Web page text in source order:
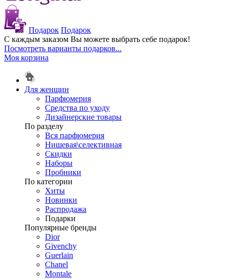
Подарок Подарок
С каждым заказом Вы можете выбрать себе подарок!
Посмотреть варианты подарков...
Моя корзина
Для женщин
Парфюмерия
Средства по уходу
Дизайнерские товары
По разделу
Вся парфюмерия
Нишевая\селективная
Скидки
Наборы
Пробники
По категории
Хиты
Новинки
Распродажа
Подарки
Популярные бренды
Dior
Givenchy
Guerlain
Chanel
Montale